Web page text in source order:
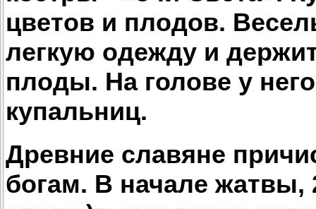
цветов и плодов.
легкую одежду и
плоды. На голове у
купальниц.
Древние славяне
богам. В начале